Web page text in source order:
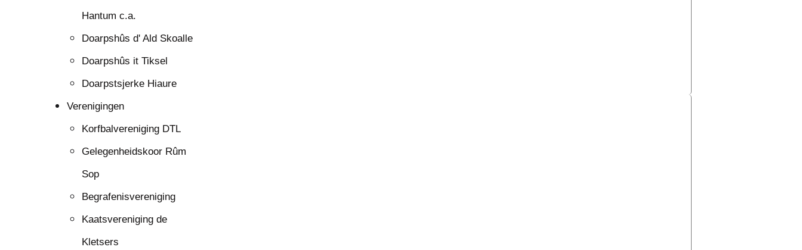
Hantum c.a.
Doarpshûs d' Ald Skoalle
Doarpshûs it Tiksel
Doarpstsjerke Hiaure
Verenigingen
Korfbalvereniging DTL
Gelegenheidskoor Rûm
Sop
Begrafenisvereniging
Kaatsvereniging de
Kletsers